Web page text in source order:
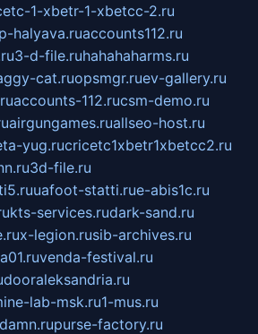
1-xbetr-1-xbetcc-2.ru
halyava.ruaccounts112.ru
3-d-file.ruhahahaharms.ru
cat.ruopsmgr.ruev-gallery.ru
accounts-112.rucsm-demo.ru
airgungames.ruallseo-host.ru
yug.rucricetc1xbetr1xbetcc2.ru
3d-file.ru
uafoot-statti.rue-abis1c.ru
kts-services.rudark-sand.ru
x-legion.rusib-archives.ru
venda-festival.ru
dooraleksandria.ru
lab-msk.ru1-mus.ru
purse-factory.ru